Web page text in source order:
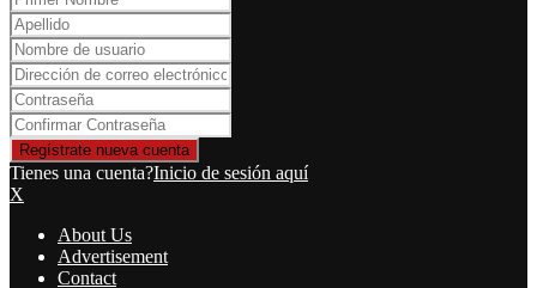
Tienes una cuenta?Inicio de sesión aquí
X
About Us
Advertisement
Contact